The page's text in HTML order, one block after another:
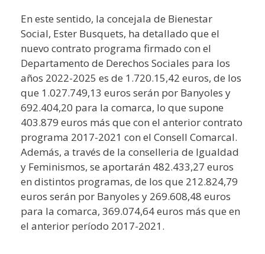
En este sentido, la concejala de Bienestar
Social, Ester Busquets, ha detallado que el
nuevo contrato programa firmado con el
Departamento de Derechos Sociales para los
años 2022-2025 es de 1.720.15,42 euros, de los
que 1.027.749,13 euros serán por Banyoles y
692.404,20 para la comarca, lo que supone
403.879 euros más que con el anterior contrato
programa 2017-2021 con el Consell Comarcal.
Además, a través de la conselleria de Igualdad
y Feminismos, se aportarán 482.433,27 euros
en distintos programas, de los que 212.824,79
euros serán por Banyoles y 269.608,48 euros
para la comarca, 369.074,64 euros más que en
el anterior período 2017-2021.